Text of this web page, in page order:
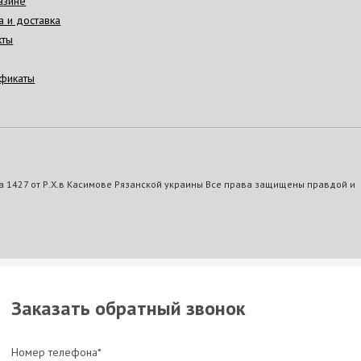
и доставка
от Р.Х.в Касимове Рязанской украины Все права защищены правдой и
Заказать обратный звонок
Номер телефона*